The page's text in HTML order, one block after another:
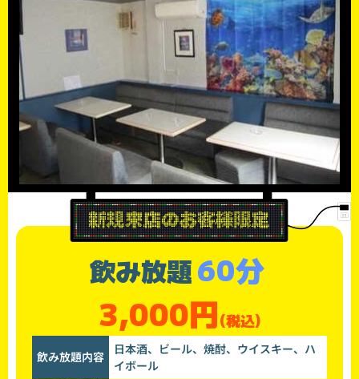
飲み放題60分
3,000円(税込)
飲み放題内容
日本酒、ビール、焼酎、ウイスキー、ハ
イボール